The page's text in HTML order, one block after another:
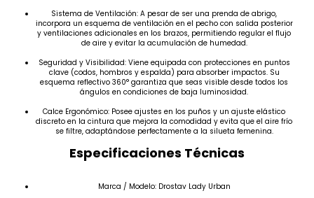
Sistema de Ventilación: A pesar de ser una prenda de abrigo,
incorpora un esquema de ventilación en el pecho con salida posterior
y ventilaciones adicionales en los brazos, permitiendo regular el flujo
de aire y evitar la acumulación de humedad.
Seguridad y Visibilidad: Viene equipada con protecciones en puntos
clave (codos, hombros y espalda) para absorber impactos. Su
esquema reflectivo 360° garantiza que seas visible desde todos los
ángulos en condiciones de baja luminosidad.
Calce Ergonómico: Posee ajustes en los puños y un ajuste elástico
discreto en la cintura que mejora la comodidad y evita que el aire frío
se filtre, adaptándose perfectamente a la silueta femenina.
Especificaciones Técnicas
Marca / Modelo: Drostav Lady Urban